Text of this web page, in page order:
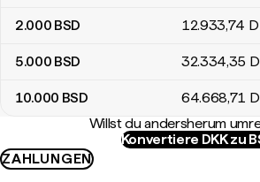
2.000 BSD 12.933,74
5.000 BSD 32.334,35
10.000 BSD 64.668,71
Willst du andersherum
Konvertiere DKK zu
ZAHLUNGEN